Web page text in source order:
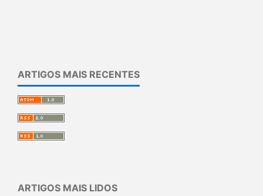
ARTIGOS MAIS RECENTES
ARTIGOS MAIS LIDOS